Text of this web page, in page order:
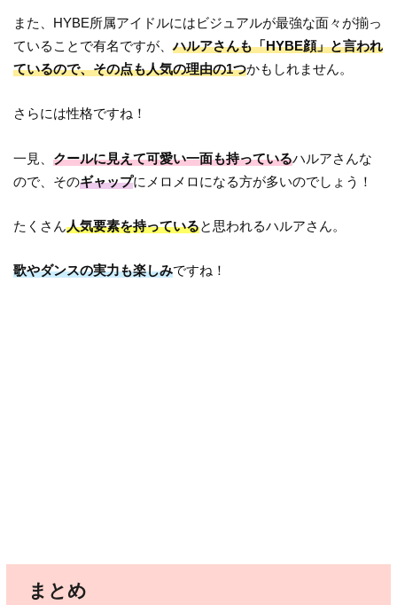
また、HYBE所属アイドルにはビジュアルが最強な面々が揃っ
ていることで有名ですが、ハルアさんも「HYBE顔」と言われ
ているので、その点も人気の理由の1つかもしれません。
さらには性格ですね！
一見、クールに見えて可愛い一面も持っているハルアさんな
ので、そのギャップにメロメロになる方が多いのでしょう！
たくさん人気要素を持っていると思われるハルアさん。
歌やダンスの実力も楽しみですね！
まとめ